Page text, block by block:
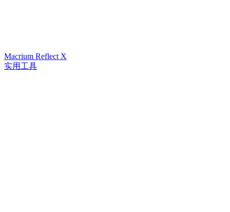
Macrium Reflect X
实用工具